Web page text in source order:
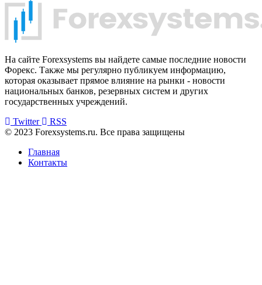
На сайте Forexsystems вы найдете самые последние новости
Форекс. Также мы регулярно публикуем информацию,
которая оказывает прямое влияние на рынки - новости
национальных банков, резервных систем и других
государственных учреждений.
Twitter
RSS
© 2023 Forexsystems.ru. Все права защищены
Главная
Контакты